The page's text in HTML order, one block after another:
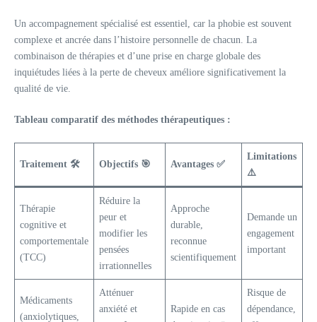
Un accompagnement spécialisé est essentiel, car la phobie est souvent
complexe et ancrée dans l’histoire personnelle de chacun. La
combinaison de thérapies et d’une prise en charge globale des
inquiétudes liées à la perte de cheveux améliore significativement la
qualité de vie.
Tableau comparatif des méthodes thérapeutiques :
Traitement 🛠️ Objectifs 🎯 Avantages ✅
Limitations
⚠️
Thérapie
cognitive et
comportementale
(TCC)
Réduire la
peur et
modifier les
pensées
irrationnelles
Approche
durable,
reconnue
scientifiquement
Demande un
engagement
important
Médicaments
(anxiolytiques,
Atténuer
anxiété et
Rapide en cas
Risque de
dépendance,